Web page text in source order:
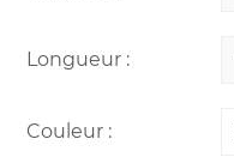
Longueur :
Couleur :